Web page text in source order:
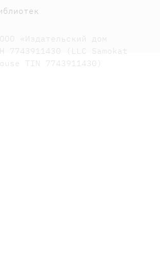
«Издательский дом
7743911430 (LLC Samokat
TIN 7743911430)